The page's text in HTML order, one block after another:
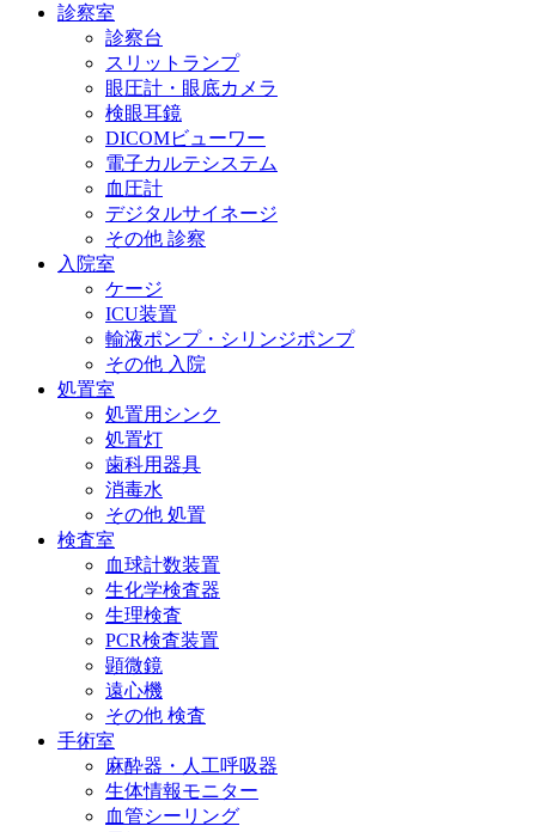
診察室
診察台
スリットランプ
眼圧計・眼底カメラ
検眼耳鏡
DICOMビューワー
電子カルテシステム
血圧計
デジタルサイネージ
その他 診察
入院室
ケージ
ICU装置
輸液ポンプ・シリンジポンプ
その他 入院
処置室
処置用シンク
処置灯
歯科用器具
消毒水
その他 処置
検査室
血球計数装置
生化学検査器
生理検査
PCR検査装置
顕微鏡
遠心機
その他 検査
手術室
麻酔器・人工呼吸器
生体情報モニター
血管シーリング